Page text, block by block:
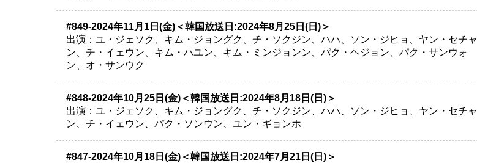
#849-2024年11月1日(金)＜韓国放送日:2024年8月25日(日)＞
出演：ユ・ジェソク、キム・ジョングク、チ・ソクジン、ハハ、ソン・ジヒョ、ヤン・セチャ
ン、チ・イェウン、キム・ハユン、キム・ミンジョンン、パク・ヘジョン、パク・サンウォ
ン、オ・サンウク
#848-2024年10月25日(金)＜韓国放送日:2024年8月18日(日)＞
出演：ユ・ジェソク、キム・ジョングク、チ・ソクジン、ハハ、ソン・ジヒョ、ヤン・セチャ
ン、チ・イェウン、パク・ソンウン、ユン・ギョンホ
#847-2024年10月18日(金)＜韓国放送日:2024年7月21日(日)＞